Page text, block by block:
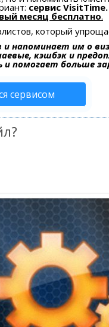
сервис VisitTime.
месяц бесплатно.
который
напоминает им о
кэшбэк и
и помогает больше
сервисом